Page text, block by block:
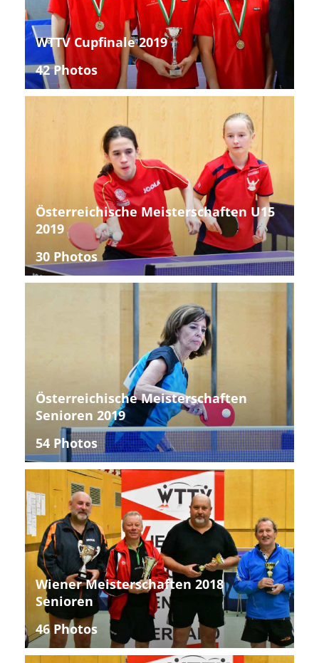
WTTV Cupfinale 2019
42 Photos
Österreichische Meisterschaften U15
2019
30 Photos
Österreichische Meisterschaften
Senioren 2019
54 Photos
Wiener Meisterschaften 2018
Senioren
46 Photos